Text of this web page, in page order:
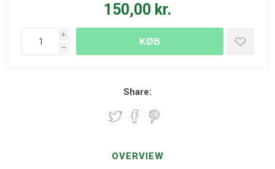
150,00 kr.
i
h
KØB
Share:
OVERVIEW